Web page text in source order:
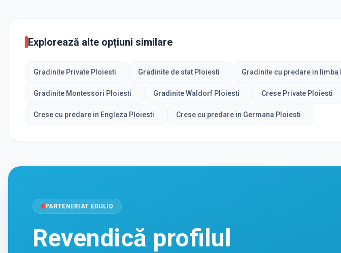
Explorează alte opțiuni similare
Gradinite Private Ploiesti Gradinite de stat Ploiesti Gradinite cu predare in limba
Gradinite Montessori Ploiesti Gradinite Waldorf Ploiesti Crese Private Ploiesti
Crese cu predare in Engleza Ploiesti Crese cu predare in Germana Ploiesti
PARTENERIAT EDULIO
Revendică profilul